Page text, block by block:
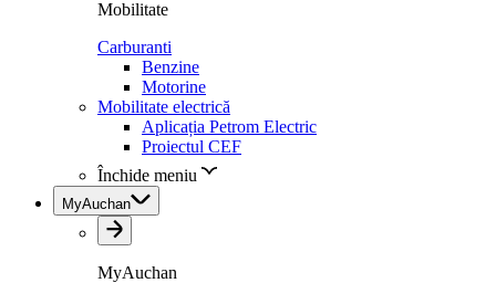
Mobilitate
Carburanti
Benzine
Motorine
Mobilitate electrică
Aplicația Petrom Electric
Proiectul CEF
Închide meniu
MyAuchan
MyAuchan